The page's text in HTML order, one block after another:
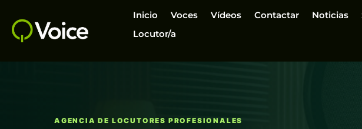
Inicio Voces Vídeos Contactar Noticias
Locutor/a
AGENCIA DE LOCUTORES PROFESIONALES